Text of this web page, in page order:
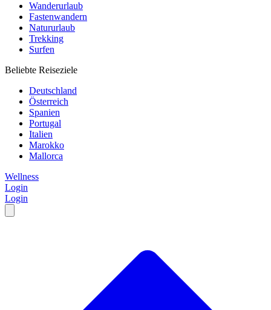
Wanderurlaub
Fastenwandern
Natururlaub
Trekking
Surfen
Beliebte Reiseziele
Deutschland
Österreich
Spanien
Portugal
Italien
Marokko
Mallorca
Wellness
Login
Login